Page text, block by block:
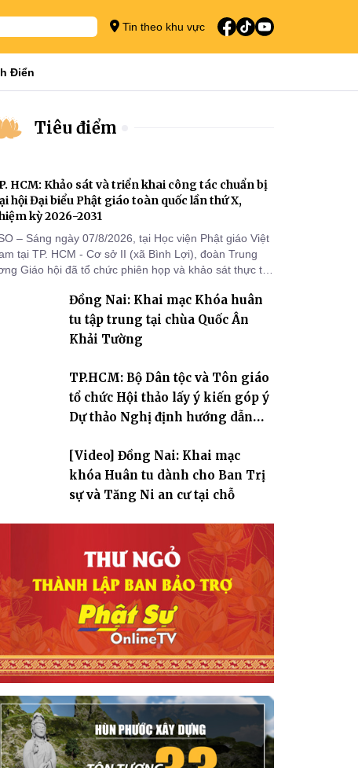
Tin theo khu vực
Điển
Tiêu điểm
HCM: Khảo sát và triển khai công tác chuẩn bị
hội Đại biểu Phật giáo toàn quốc lần thứ X,
kỳ 2026-2031
– Sáng ngày 07/8/2026, tại Học viện Phật giáo Việt
tại TP. HCM - Cơ sở II (xã Bình Lợi), đoàn Trung
Giáo hội đã tổ chức phiên họp và khảo sát thực tế
toàn quốc lần thứ X, nhiệm kỳ 2026-2031.
Đồng Nai: Khai mạc Khóa huân
tu tập trung tại chùa Quốc Ân
Khải Tường
TP.HCM: Bộ Dân tộc và Tôn giáo
tổ chức Hội thảo lấy ý kiến góp ý
Dự thảo Nghị định hướng dẫn
giáo
[Video] Đồng Nai: Khai mạc
khóa Huân tu dành cho Ban Trị
sự và Tăng Ni an cư tại chỗ